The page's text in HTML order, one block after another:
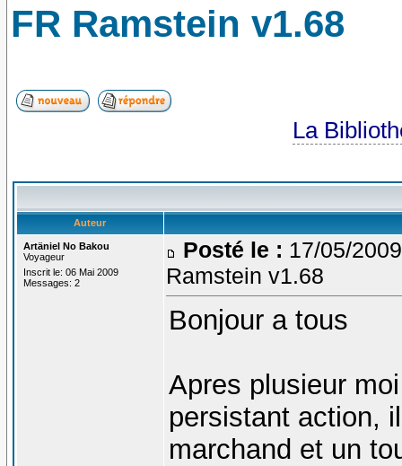
FR Ramstein v1.68
La
Auteur
Artäniel No Bakou
Voyageur
Inscrit le: 06 Mai 2009
Messages: 2
Posté le : 17/05/
Ramstein v1.68
Bonjour a tous
Apres plusieur
persistant action,
marchand et un